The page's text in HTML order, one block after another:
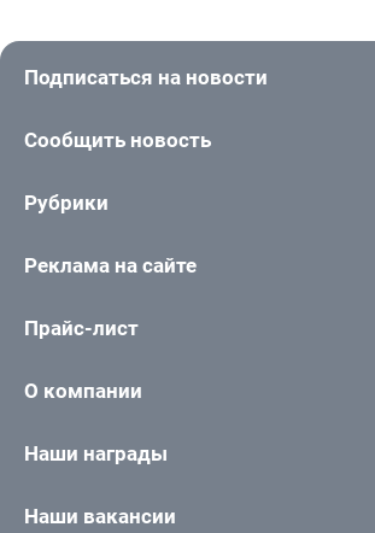
Подписаться на новости
Сообщить новость
Рубрики
Реклама на сайте
Прайс-лист
О компании
Наши награды
Наши вакансии